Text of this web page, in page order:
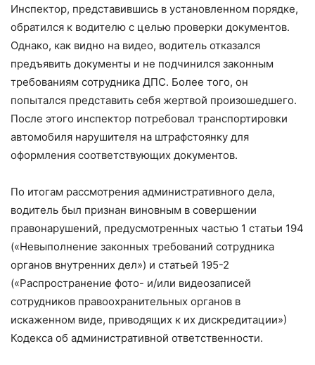
Инспектор, представившись в установленном порядке,
обратился к водителю с целью проверки документов.
Однако, как видно на видео, водитель отказался
предъявить документы и не подчинился законным
требованиям сотрудника ДПС. Более того, он
попытался представить себя жертвой произошедшего.
После этого инспектор потребовал транспортировки
автомобиля нарушителя на штрафстоянку для
оформления соответствующих документов.
По итогам рассмотрения административного дела,
водитель был признан виновным в совершении
правонарушений, предусмотренных частью 1 статьи 194
(«Невыполнение законных требований сотрудника
органов внутренних дел») и статьей 195-2
(«Распространение фото- и/или видеозаписей
сотрудников правоохранительных органов в
искаженном виде, приводящих к их дискредитации»)
Кодекса об административной ответственности.